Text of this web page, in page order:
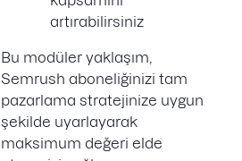
artırabilirsiniz
Bu modüler yaklaşım,
Semrush aboneliğinizi tam
pazarlama stratejinize uygun
şekilde uyarlayarak
maksimum değeri elde